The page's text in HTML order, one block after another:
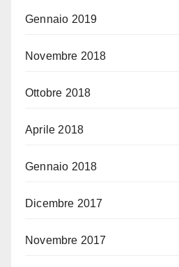
Gennaio 2019
Novembre 2018
Ottobre 2018
Aprile 2018
Gennaio 2018
Dicembre 2017
Novembre 2017